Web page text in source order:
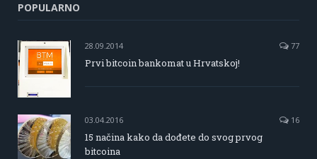
POPULARNO
28.09.2014 77
Prvi bitcoin bankomat u Hrvatskoj!
03.04.2016 16
15 načina kako da dođete do svog prvog
bitcoina